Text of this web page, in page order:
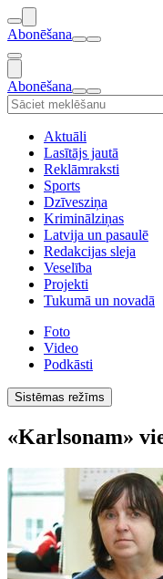
Abonēšana
Abonēšana
Aktuāli
Lasītājs jautā
Reklāmraksti
Sports
Dzīvesziņa
Kriminālziņas
Latvija un pasaulē
Redakcijas sleja
Veselība
Projekti
Tukumā un novadā
Foto
Video
Podkāsti
Sistēmas režīms
«Karlsonam»